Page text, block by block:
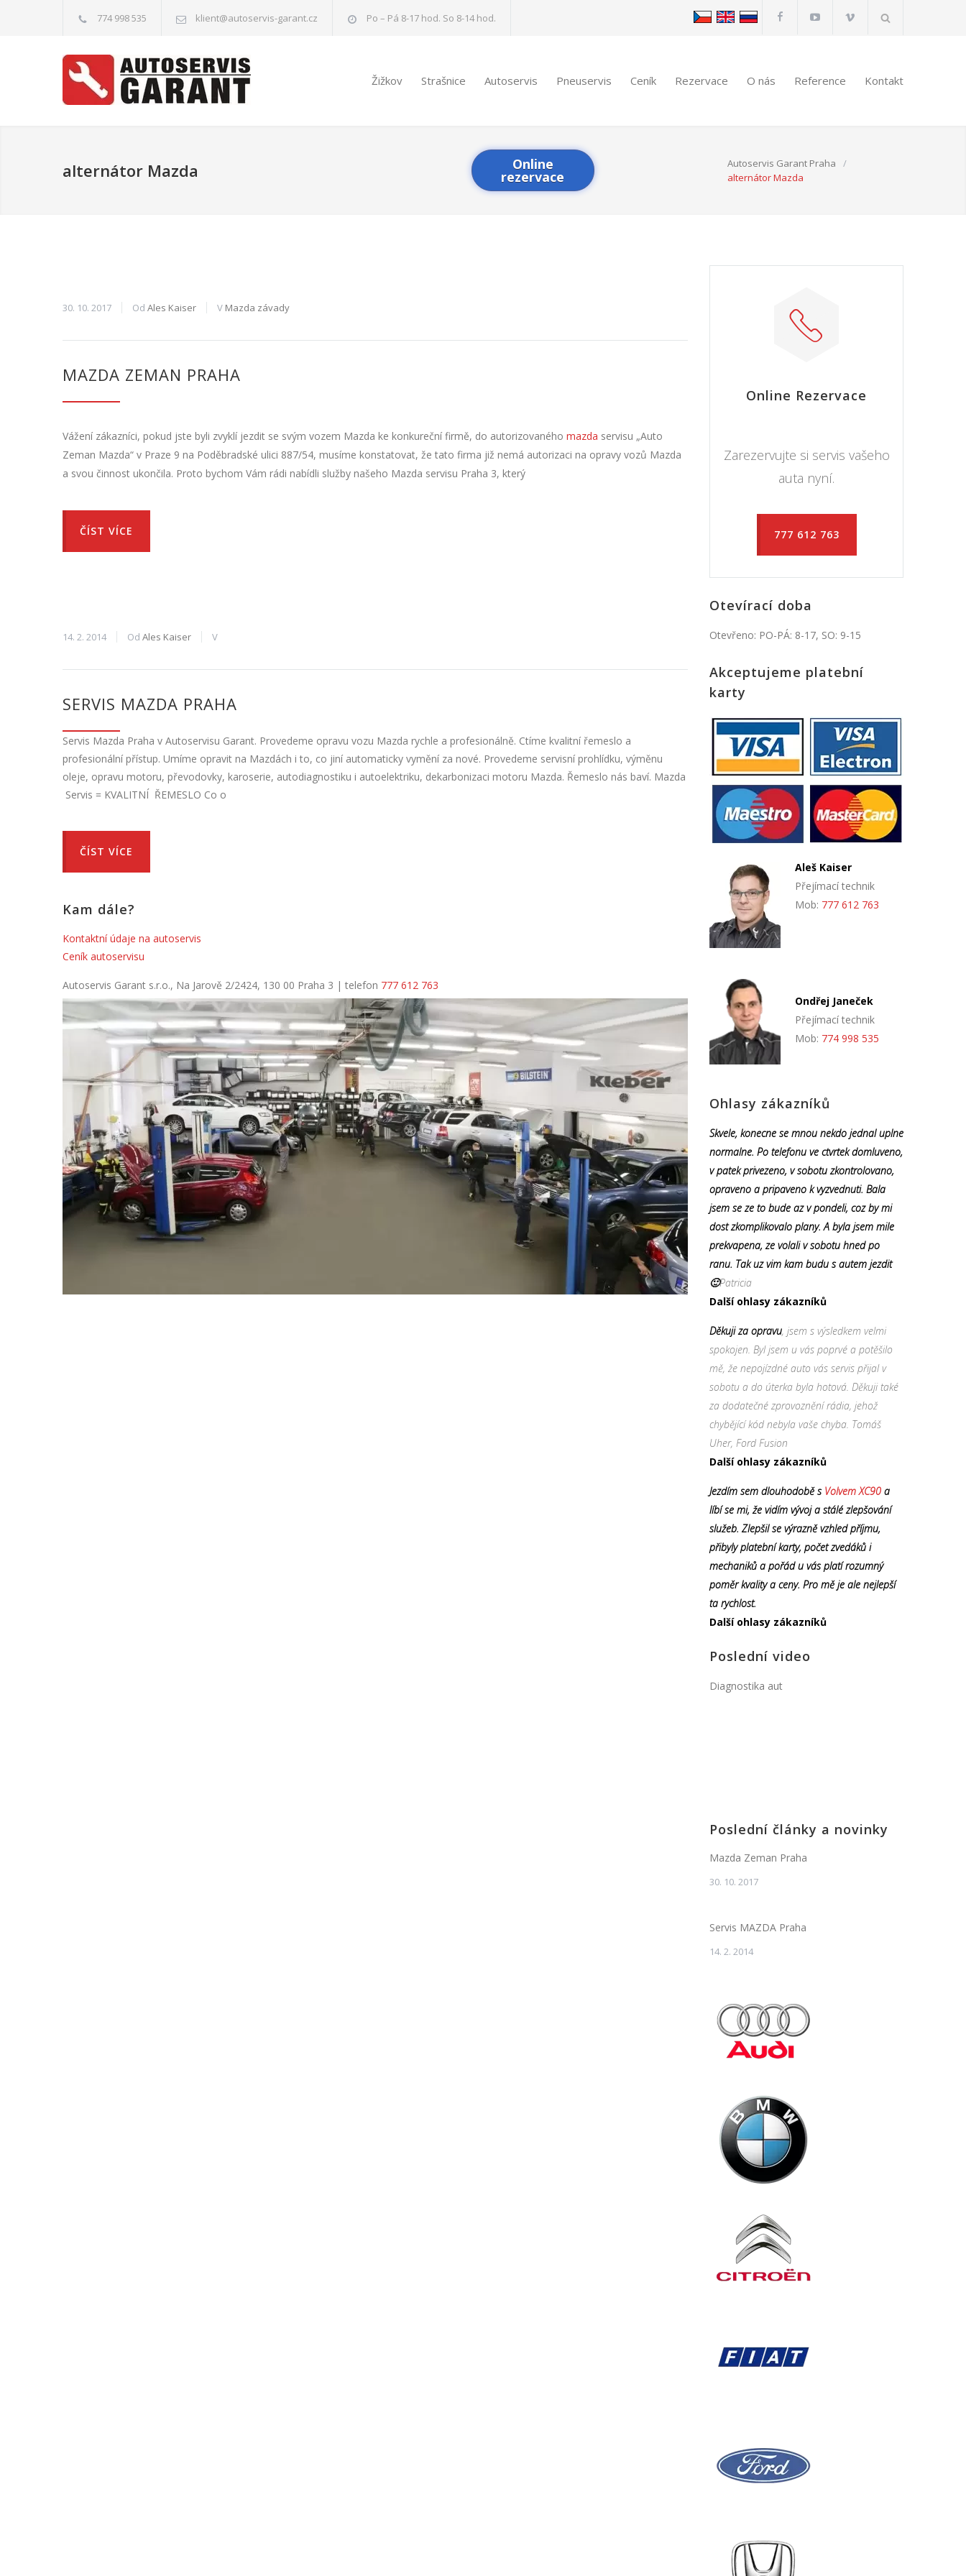
774 998 535 klient@autoservis-garant.cz Po – Pá 8-17 hod. So 8-14 hod.
Žižkov Strašnice Autoservis Pneuservis Ceník Rezervace O nás Reference Kontakt
alternátor Mazda Online
rezervace
Autoservis Garant Praha
/
alternátor Mazda
30. 10. 2017 Od Ales Kaiser V Mazda závady
MAZDA ZEMAN PRAHA
Vážení zákazníci, pokud jste byli zvyklí jezdit se svým vozem Mazda ke konkureční firmě, do autorizovaného mazda servisu „Auto
Zeman Mazda“ v Praze 9 na Poděbradské ulici 887/54, musíme konstatovat, že tato firma již nemá autorizaci na opravy vozů Mazda
a svou činnost ukončila. Proto bychom Vám rádi nabídli služby našeho Mazda servisu Praha 3, který
ČÍST VÍCE
14. 2. 2014 Od Ales Kaiser V
SERVIS MAZDA PRAHA
Servis Mazda Praha v Autoservisu Garant. Provedeme opravu vozu Mazda rychle a profesionálně. Ctíme kvalitní řemeslo a
profesionální přístup. Umíme opravit na Mazdách i to, co jiní automaticky vymění za nové. Provedeme servisní prohlídku, výměnu
oleje, opravu motoru, převodovky, karoserie, autodiagnostiku i autoelektriku, dekarbonizaci motoru Mazda. Řemeslo nás baví. Mazda
Servis = KVALITNÍ ŘEMESLO Co o
ČÍST VÍCE
Kam dále?
Kontaktní údaje na autoservis
Ceník autoservisu
Autoservis Garant s.r.o., Na Jarově 2/2424, 130 00 Praha 3 | telefon 777 612 763
Online Rezervace
Zarezervujte si servis vašeho
auta nyní.
777 612 763
Otevírací doba
Otevřeno: PO-PÁ: 8-17, SO: 9-15
Akceptujeme platební
karty
Aleš Kaiser
Přejímací technik
Mob: 777 612 763
Ondřej Janeček
Přejímací technik
Mob: 774 998 535
Ohlasy zákazníků
Skvele, konecne se mnou nekdo jednal uplne
normalne. Po telefonu ve ctvrtek domluveno,
v patek privezeno, v sobotu zkontrolovano,
opraveno a pripaveno k vyzvednuti. Bala
jsem se ze to bude az v pondeli, coz by mi
dost zkomplikovalo plany. A byla jsem mile
prekvapena, ze volali v sobotu hned po
ranu. Tak uz vim kam budu s autem jezdit
🙂Patricia
Další ohlasy zákazníků
Děkuji za opravu, jsem s výsledkem velmi
spokojen. Byl jsem u vás poprvé a potěšilo
mě, že nepojízdné auto vás servis přijal v
sobotu a do úterka byla hotová. Děkuji také
za dodatečné zprovoznění rádia, jehož
chybějící kód nebyla vaše chyba. Tomáš
Uher, Ford Fusion
Další ohlasy zákazníků
Jezdím sem dlouhodobě s Volvem XC90 a
líbí se mi, že vidím vývoj a stálé zlepšování
služeb. Zlepšil se výrazně vzhled příjmu,
přibyly platební karty, počet zvedáků i
mechaniků a pořád u vás platí rozumný
poměr kvality a ceny. Pro mě je ale nejlepší
ta rychlost.
Další ohlasy zákazníků
Poslední video
Diagnostika aut
Poslední články a novinky
Mazda Zeman Praha
30. 10. 2017
Servis MAZDA Praha
14. 2. 2014